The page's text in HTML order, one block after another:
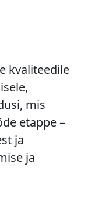
kvaliteedile
mis
etappe –
ja
ja